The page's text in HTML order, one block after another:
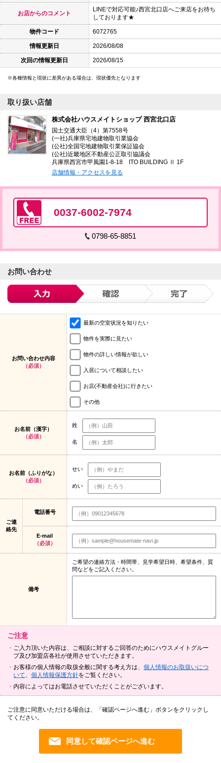
お店からのコメント
LINEで対応可能♪西宮北口店へご来店をお待ち
しております★
物件コード 6072765
情報更新日 2026/08/08
次回の情報更新日 2026/08/15
各種情報と現状に差異がある場合は、現状優先となります
取り扱い店舗
株式会社ハウスメイトショップ 西宮北口店
国土交通大臣（4）第7558号
(一社)兵庫県宅地建物取引業協会
(公社)全国宅地建物取引業保証協会
(公社)近畿地区不動産公正取引協議会
兵庫県西宮市甲風園1-8-18 ITO BUILDING Ⅱ 1F
店舗情報・アクセスを見る
0037-6002-7974
0798-65-8851
お問い合わせ
お問い合わせ内容
（必須）
最新の空室状況を知りたい
物件を実際に見たい
物件の詳しい情報が欲しい
入居について相談したい
お店(不動産会社)に行きたい
その他
お名前（漢字）
（必須）
姓
名
お名前（ふりがな）
（必須）
せい
めい
ご連
絡先
電話番号
E-mail
（必須）
備考
ご希望の連絡方法・時間帯、見学希望日時、希望条件、質
問などをご記入ください。
ご注意
ご入力頂いた内容は、ご相談に対するご回答のためにハウスメイトグルー
プ及び加盟店各社が使用させていただきます。
お客様の個人情報の取扱全般に関する考え方は、 個人情報のお取扱いにつ
いて
個人情報保護方針をご覧ください。
内容によってはお電話させていただくことがございます。
ご注意に同意いただける場合は、「確認ページへ進む」ボタンをクリックし
てください。